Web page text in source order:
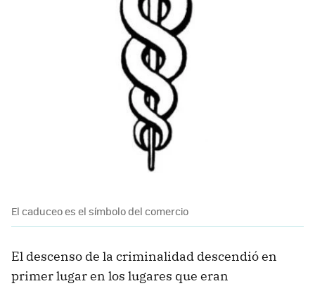
El caduceo es el símbolo del comercio
El descenso de la criminalidad descendió en
primer lugar en los lugares que eran